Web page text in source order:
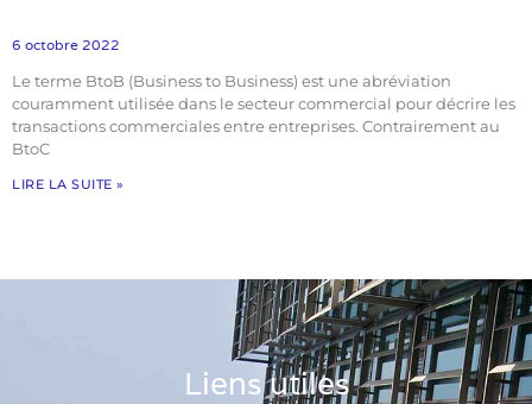
6 octobre 2022
Le terme BtoB (Business to Business) est une abréviation
couramment utilisée dans le secteur commercial pour décrire les
transactions commerciales entre entreprises. Contrairement au
BtoC
LIRE LA SUITE »
Liens utiles